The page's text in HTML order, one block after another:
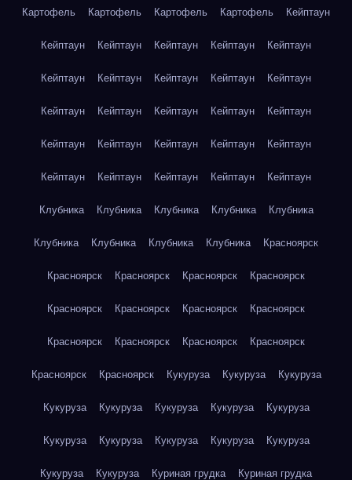
Картофель Картофель Картофель Картофель Кейптаун
Кейптаун Кейптаун Кейптаун Кейптаун Кейптаун
Кейптаун Кейптаун Кейптаун Кейптаун Кейптаун
Кейптаун Кейптаун Кейптаун Кейптаун Кейптаун
Кейптаун Кейптаун Кейптаун Кейптаун Кейптаун
Кейптаун Кейптаун Кейптаун Кейптаун Кейптаун
Клубника Клубника Клубника Клубника Клубника
Клубника Клубника Клубника Клубника Красноярск
Красноярск Красноярск Красноярск Красноярск
Красноярск Красноярск Красноярск Красноярск
Красноярск Красноярск Красноярск Красноярск
Красноярск Красноярск Кукуруза Кукуруза Кукуруза
Кукуруза Кукуруза Кукуруза Кукуруза Кукуруза
Кукуруза Кукуруза Кукуруза Кукуруза Кукуруза
Кукуруза Кукуруза Куриная грудка Куриная грудка